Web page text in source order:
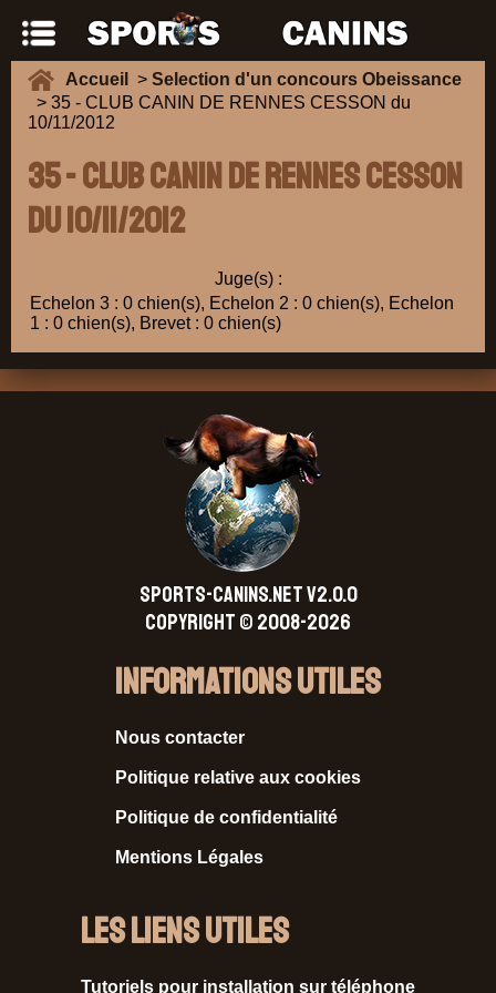
Accueil > Selection d'un concours Obeissance
> 35 - CLUB CANIN DE RENNES CESSON du
10/11/2012
35 - CLUB CANIN DE RENNES CESSON
du 10/11/2012
Juge(s) :
Echelon 3 : 0 chien(s), Echelon 2 : 0 chien(s), Echelon
1 : 0 chien(s), Brevet : 0 chien(s)
SPORTS-CANINS.NET V2.0.0
Copyright © 2008-2026
Informations Utiles
Nous contacter
Politique relative aux cookies
Politique de confidentialité
Mentions Légales
Les liens utiles
Tutoriels pour installation sur téléphone